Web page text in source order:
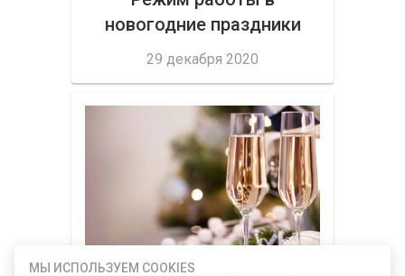
новогодние праздники
29 декабря 2020
МЫ ИСПОЛЬЗУЕМ COOKIES